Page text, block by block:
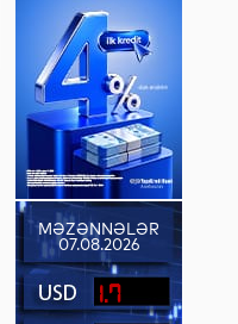
MƏZƏNNƏLƏR
07.08.2026
1.7